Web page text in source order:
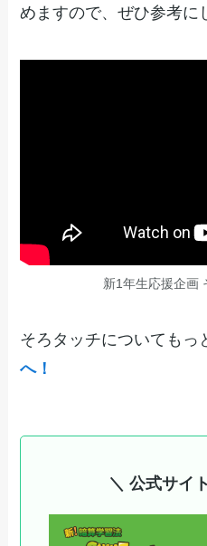
めますので、ぜひ参考に
新1年生応援企画
そろタッチについてもっ
へ！
＼ 公式サイ